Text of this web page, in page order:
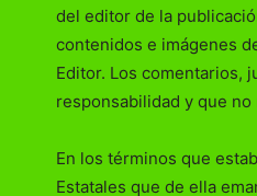
del editor de la
contenidos e imágenes
Editor. Los comentarios,
responsabilidad y que
En los términos que
Estatales que de ella